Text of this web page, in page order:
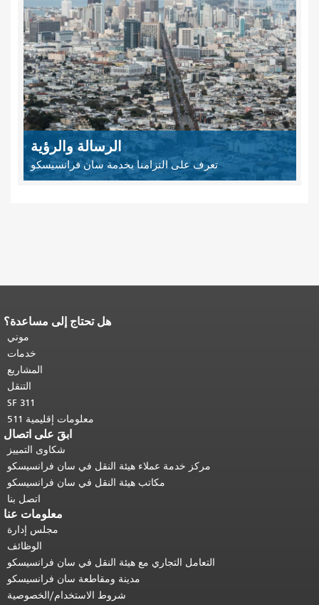
الرسالة والرؤية
تعرف على التزامنا بخدمة سان فرانسيسكو
هل تحتاج إلى مساعدة؟
موني
خدمات
المشاريع
التنقل
SF 311
معلومات إقليمية 511
ابقَ على اتصال
شكاوى التمييز
مركز خدمة عملاء هيئة النقل في سان فرانسيسكو
مكاتب هيئة النقل في سان فرانسيسكو
اتصل بنا
معلومات عنا
مجلس إدارة
الوظائف
التعامل التجاري مع هيئة النقل في سان فرانسيسكو
مدينة ومقاطعة سان فرانسيسكو
شروط الاستخدام/الخصوصية